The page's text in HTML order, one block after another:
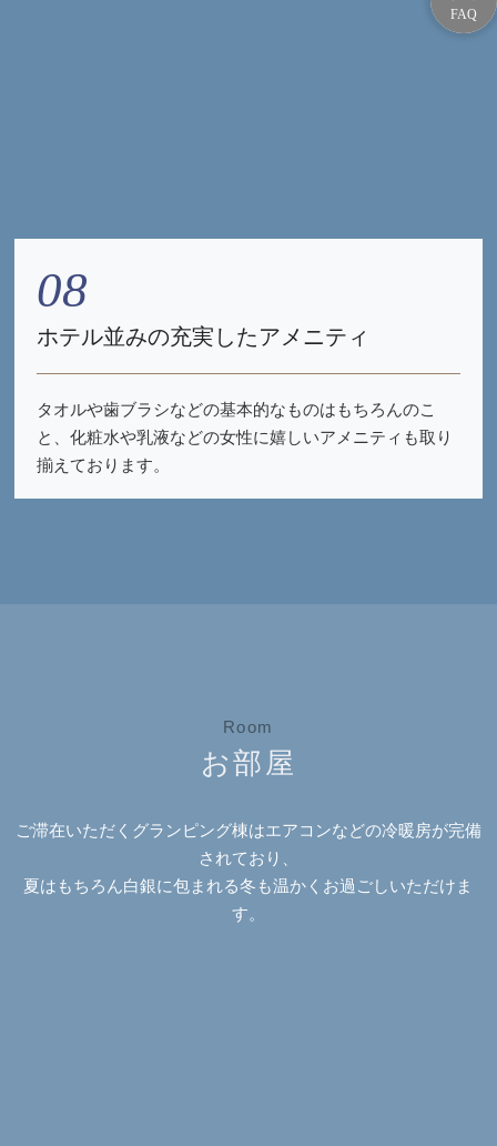
08
ホテル並みの充実したアメニティ
タオルや歯ブラシなどの基本的なものはもちろんのこ
と、化粧水や乳液などの女性に嬉しいアメニティも取り
揃えております。
Room
お部屋
ご滞在いただくグランピング棟はエアコンなどの冷暖房が完備
されており、
夏はもちろん白銀に包まれる冬も温かくお過ごしいただけま
す。